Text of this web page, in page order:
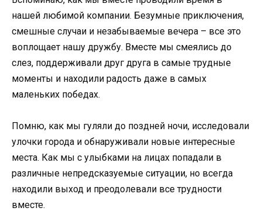
нашей любимой компании. Безумные приключения,
смешные случаи и незабываемые вечера – все это
воплощает нашу дружбу. Вместе мы смеялись до
слез, поддерживали друг друга в самые трудные
моменты и находили радость даже в самых
маленьких победах.
Помню, как мы гуляли до поздней ночи, исследовали
улочки города и обнаруживали новые интересные
места. Как мы с улыбками на лицах попадали в
различные непредсказуемые ситуации, но всегда
находили выход и преодолевали все трудности
вместе.